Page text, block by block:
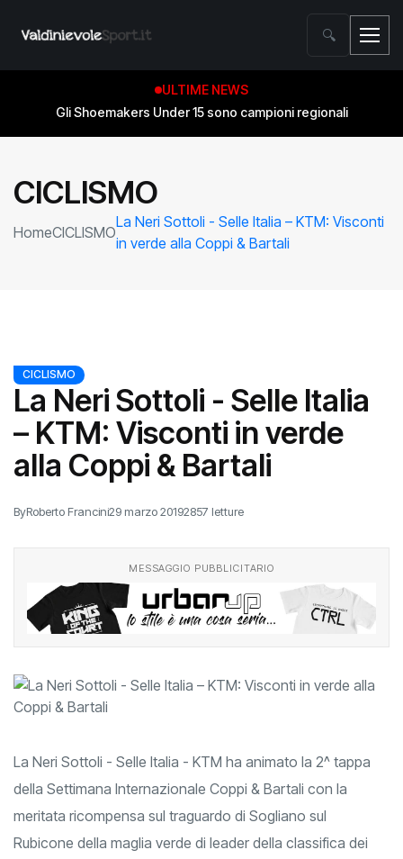
🔍
ULTIME NEWS
Gli Shoemakers Under 15 sono campioni regionali
CICLISMO
HomeCICLISMO
La Neri Sottoli - Selle Italia – KTM: Visconti
in verde alla Coppi & Bartali
CICLISMO
La Neri Sottoli - Selle Italia
– KTM: Visconti in verde
alla Coppi & Bartali
ByRoberto Francini29 marzo 20192857 letture
MESSAGGIO PUBBLICITARIO
La Neri Sottoli - Selle Italia - KTM ha animato la 2^ tappa
della Settimana Internazionale Coppi & Bartali con la
meritata ricompensa sul traguardo di Sogliano sul
Rubicone della maglia verde di leader della classifica dei